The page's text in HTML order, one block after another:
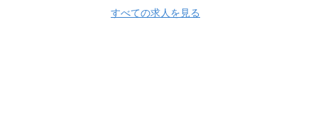
すべての求人を見る